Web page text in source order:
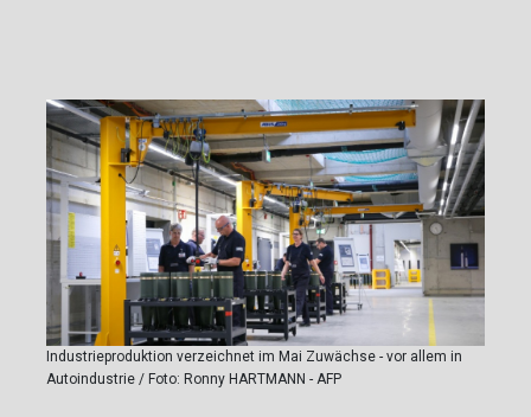
Industrieproduktion verzeichnet im Mai Zuwächse - vor allem in
Autoindustrie / Foto: Ronny HARTMANN - AFP